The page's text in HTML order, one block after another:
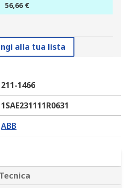
56,66 €
alla tua lista
211-1466
1SAE231111R0631
ABB